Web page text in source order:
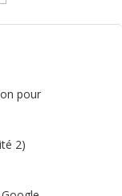
pour
2)